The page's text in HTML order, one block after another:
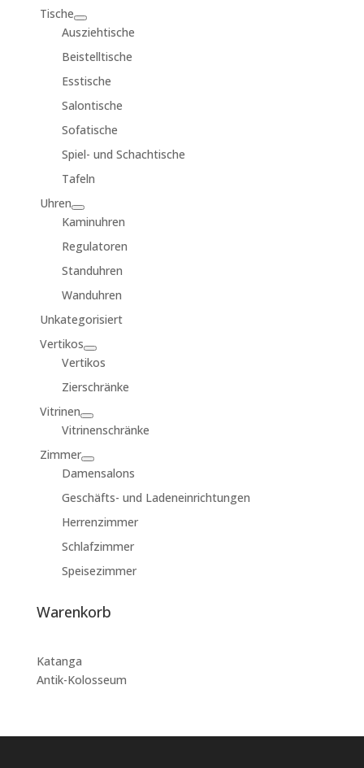
Tische
Ausziehtische
Beistelltische
Esstische
Salontische
Sofatische
Spiel- und Schachtische
Tafeln
Uhren
Kaminuhren
Regulatoren
Standuhren
Wanduhren
Unkategorisiert
Vertikos
Vertikos
Zierschränke
Vitrinen
Vitrinenschränke
Zimmer
Damensalons
Geschäfts- und Ladeneinrichtungen
Herrenzimmer
Schlafzimmer
Speisezimmer
Warenkorb
Katanga
Antik-Kolosseum